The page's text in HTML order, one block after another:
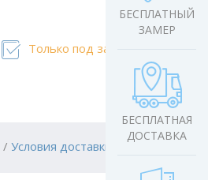
БЕСПЛАТНЫЙ
ЗАМЕР
БЕСПЛАТНАЯ
ДОСТАВКА
Только под заказ
/ Условия доставки